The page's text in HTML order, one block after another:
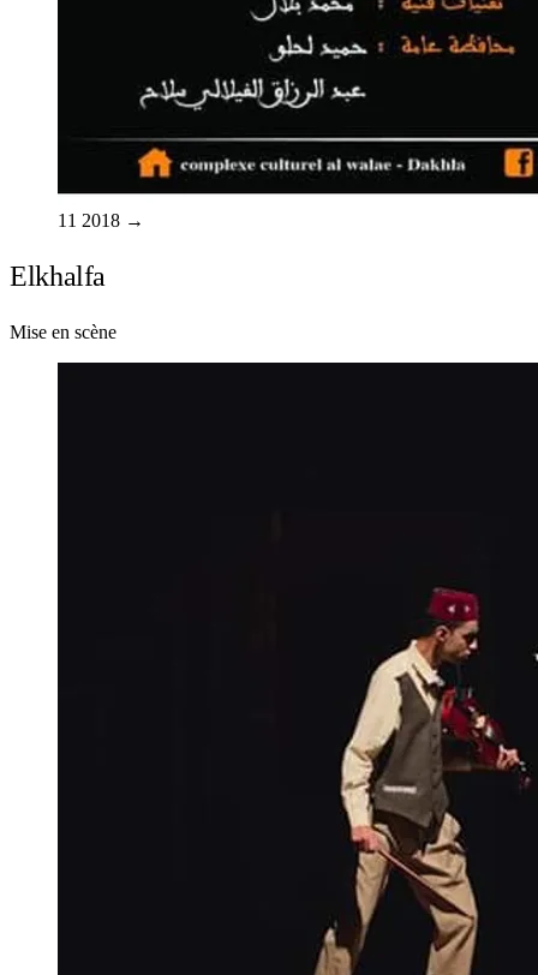
11 2018 →
Elkhalfa
Mise en scène